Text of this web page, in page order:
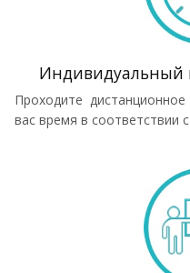
Индивидуальный
Проходите
вас время в соответствии